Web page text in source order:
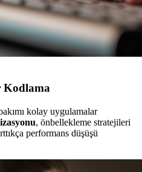
Kodlama
kolay uygulamalar
, önbellekleme stratejileri
performans düşüşü